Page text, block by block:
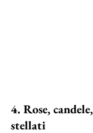
4. Rose,
stellati